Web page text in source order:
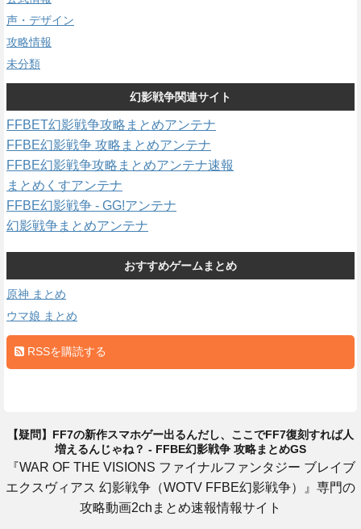
声・デザイン
攻略情報
未分類
幻影戦争関連サイト
FFBET幻影戦争攻略まとめアンテナ
FFBE幻影戦争 攻略まとめアンテナ
FFBE幻影戦争攻略まとめアンテナ速報
まとめくすアンテナ
FFBE幻影戦争 - GG!アンテナ
幻影戦争まとめアンテナ
おすすめゲームまとめ
原神 まとめ
ウマ娘 まとめ
RSSを購読する
【疑問】FF7の新作スマホゲー出るんだし、ここでFF7復刻すれば人
増えるんじゃね？ - FFBE幻影戦争 攻略まとめGS
『WAR OF THE VISIONS ファイナルファンタジー ブレイブ
エクスヴィアス 幻影戦争（WOTV FFBE幻影戦争）』専門の
攻略動画2chまとめ速報情報サイト